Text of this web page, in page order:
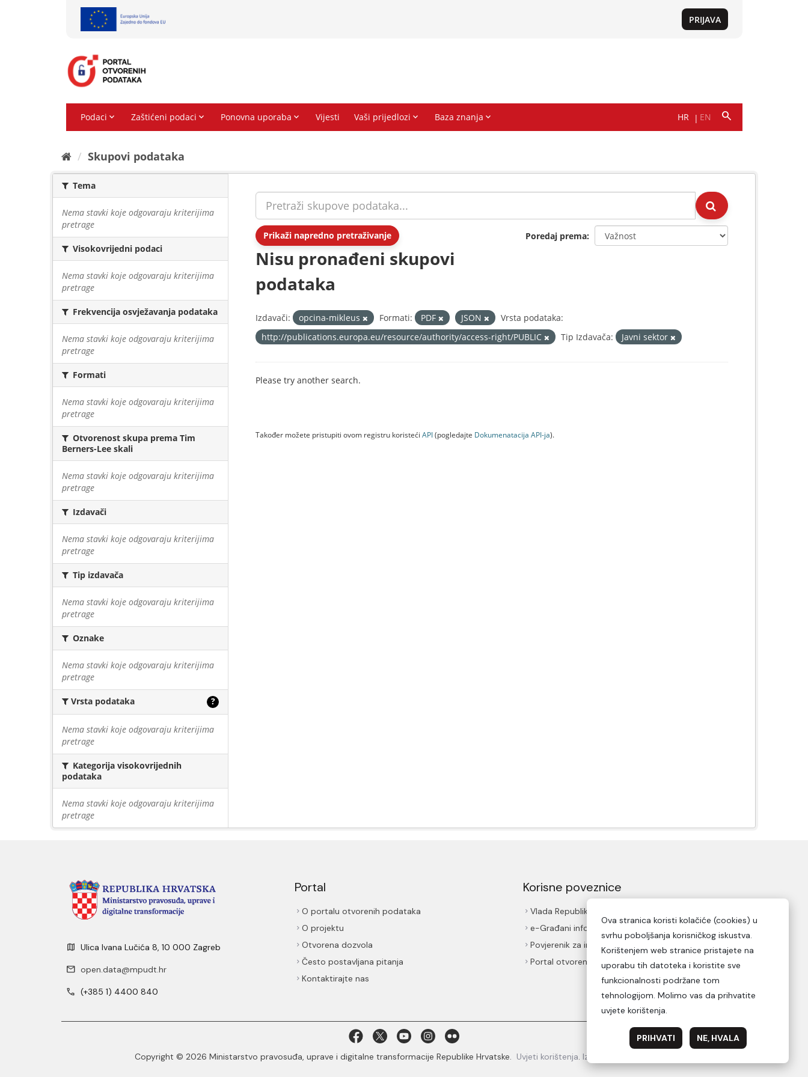
Skupovi podаtаkа
Tema
Nema stavki koje odgovaraju kriterijima
pretrage
Visokovrijedni podaci
Nema stavki koje odgovaraju kriterijima
pretrage
Frekvencija osvježavanja podataka
Nema stavki koje odgovaraju kriterijima
pretrage
Formati
Nema stavki koje odgovaraju kriterijima
pretrage
Otvorenost skupa prema Tim
Berners-Lee skali
Nema stavki koje odgovaraju kriterijima
pretrage
Izdavači
Nema stavki koje odgovaraju kriterijima
pretrage
Tip izdavača
Nema stavki koje odgovaraju kriterijima
pretrage
Oznake
Nema stavki koje odgovaraju kriterijima
pretrage
Vrsta podataka ?
Nema stavki koje odgovaraju kriterijima
pretrage
Kategorija visokovrijednih
podataka
Nema stavki koje odgovaraju kriterijima
pretrage
Prikaži napredno pretraživanje Poredaj prema
Nisu pronađeni skupovi
podataka
Izdavači: opcina-mikleus Formati: PDF JSON
Vrsta podataka:
http://publications.europa.eu/resource/authority/access-right/PUBLIC
Tip Izdavača: Javni sektor
Please try another search.
Također možete pristupiti ovom registru koristeći API(pogledajte Dokumenаtаcijа API-jа).